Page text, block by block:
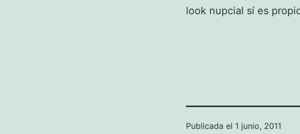
look nupcial sí es
Publicada el 1 junio, 2011